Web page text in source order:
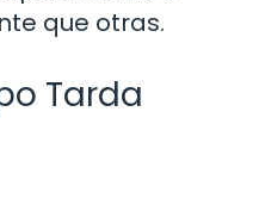
que otras.
Tarda